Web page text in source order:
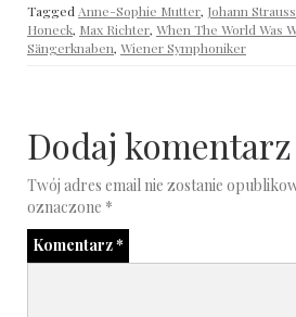
Tagged Anne-Sophie Mutter, Johann
Honeck, Max Richter, When The World Was
Sängerknaben, Wiener Symphoniker
Dodaj komentarz
Twój adres email nie zostanie
oznaczone *
Komentarz*